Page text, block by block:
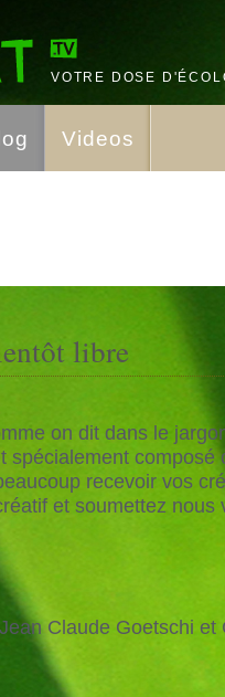
VOTRE DOSE
Videos
libre
on dit dans le
spécialement composé
recevoir vos
et soumettez nous
Claude Goetschi et